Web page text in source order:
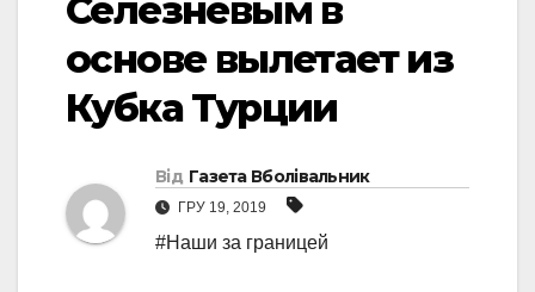
Селезневым в
основе вылетает из
Кубка Турции
Від Газета Вболівальник
ГРУ 19, 2019
#Наши за границей